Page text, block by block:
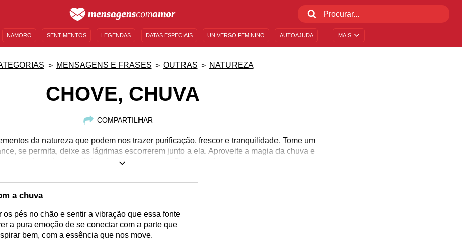
MAIS
NAMORO SENTIMENTOS LEGENDAS DATAS ESPECIAIS UNIVERSO FEMININO AUTOAJUDA
MENSAGENS E FRASES OUTRAS NATUREZA
CHOVE, CHUVA
COMPARTILHAR
da natureza que podem nos trazer purificação, frescor e tranquilidade. Tome um
se permita, deixe as lágrimas escorrerem junto a ela. Aproveite a magia da chuva e
desfrute dos benefícios deste presente que Deus nos deu.
a chuva
pés no chão e sentir a vibração que essa fonte
a pura emoção de se conectar com a parte que
bem, com a essência que nos move.